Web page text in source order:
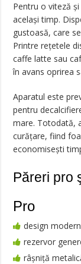
Pentru o viteză
același timp.
gustoasă, care
Printre rețetele
caffe latte sau
în avans oprirea
Aparatul este
pentru
mare. Totodată,
curățare, fiind
economisești
Păreri pro
Pro
design
rezervor
râșniță